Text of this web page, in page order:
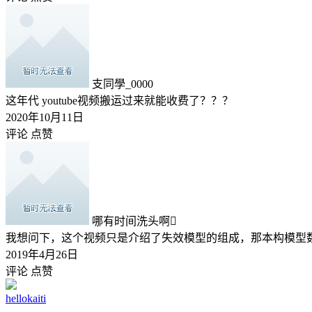
支同學_0000
这年代 youtube视频搬运过来就能收费了？？？
2020年10月11日
评论 点赞
哪有时间洗头啊
我想问下，这个视频只是介绍了失效模型的组成，那本构模型
2019年4月26日
评论 点赞
hellokaiti